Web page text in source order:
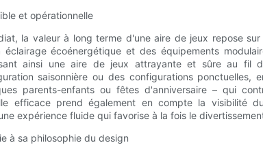
et opérationnelle
la valeur à long terme d'une aire de jeux repose
éclairage écoénergétique et des équipements
ainsi une aire de jeux attrayante et sûre au fil
saisonnière ou des configurations ponctuelles,
parents-enfants ou fêtes d'anniversaire – qui
efficace prend également en compte la visibilité
expérience fluide qui favorise à la fois le
à sa philosophie du design